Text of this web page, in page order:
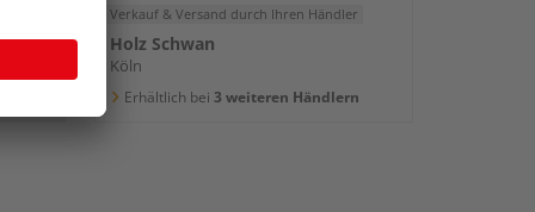
Verkauf & Versand durch Ihren Händler
Holz Schwan
Köln
Erhältlich bei 3 weiteren Händlern